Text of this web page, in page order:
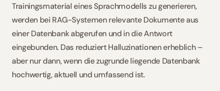
Trainingsmaterial eines Sprachmodells zu generieren,
werden bei RAG-Systemen relevante Dokumente aus
einer Datenbank abgerufen und in die Antwort
eingebunden. Das reduziert Halluzinationen erheblich –
aber nur dann, wenn die zugrunde liegende Datenbank
hochwertig, aktuell und umfassend ist.